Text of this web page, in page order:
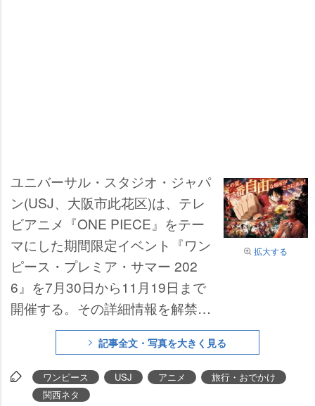
拡大する
ユニバーサル・スタジオ・ジャパ
ン(USJ、大阪市此花区)は、テレ
ビアニメ『ONE PIECE』をテー
マにした期間限定イベント『ワン
ピース・プレミア・サマー 202
6』を7月30日から11月19日まで
開催する。その詳細情報を解禁し
記事全文・写真を大きく見る
ワンピース USJ アニメ
旅行・おでかけ
関西ネタ